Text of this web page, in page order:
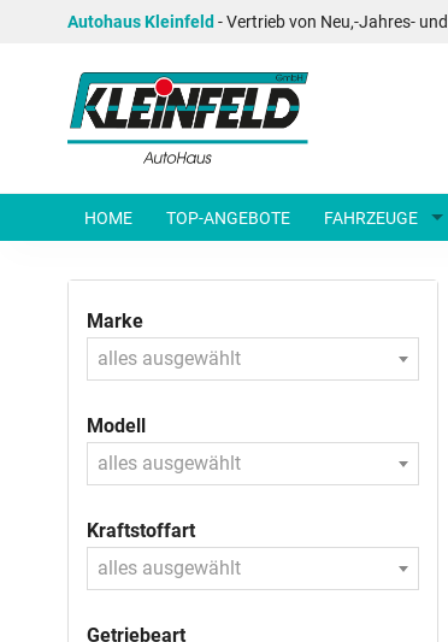
Autohaus Kleinfeld - Vertrieb von Neu,-Jahres-
HOME TOP-ANGEBOTE FAHRZEUGE
Marke
alles ausgewählt
Modell
alles ausgewählt
Kraftstoffart
alles ausgewählt
Getriebeart